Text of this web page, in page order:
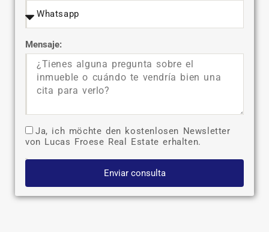
Mensaje:
Ja, ich möchte den kostenlosen Newsletter
von Lucas Froese Real Estate erhalten.
Enviar consulta